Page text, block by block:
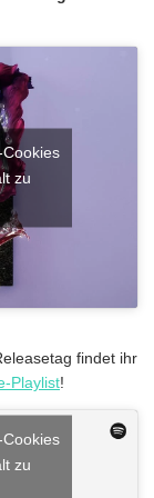
zu
findet ihr
Playlist!
zu